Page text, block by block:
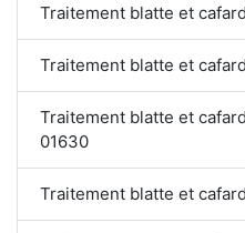
Traitement blatte et
Traitement blatte et
Traitement blatte et
01630
Traitement blatte et